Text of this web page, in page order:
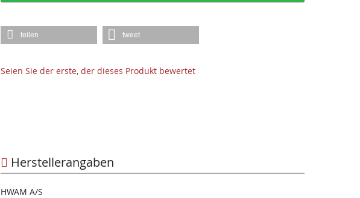
teilen tweet
Seien Sie der erste, der dieses Produkt bewertet
Herstellerangaben
HWAM A/S